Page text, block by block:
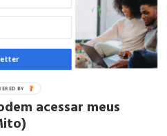
chances, mas não garante
consideram outros
de inadimplência. Mesmo com
crédito depende da política da
acessar meus